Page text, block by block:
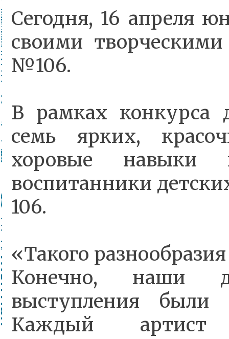
Сегодня, 16 апреля
своими
№106.
В рамках конкурса
семь ярких,
хоровые навыки
воспитанники
106.
«Такого
Конечно, наши
выступления
Каждый артист